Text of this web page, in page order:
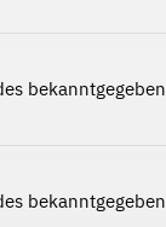
bekanntgegeben
bekanntgegeben